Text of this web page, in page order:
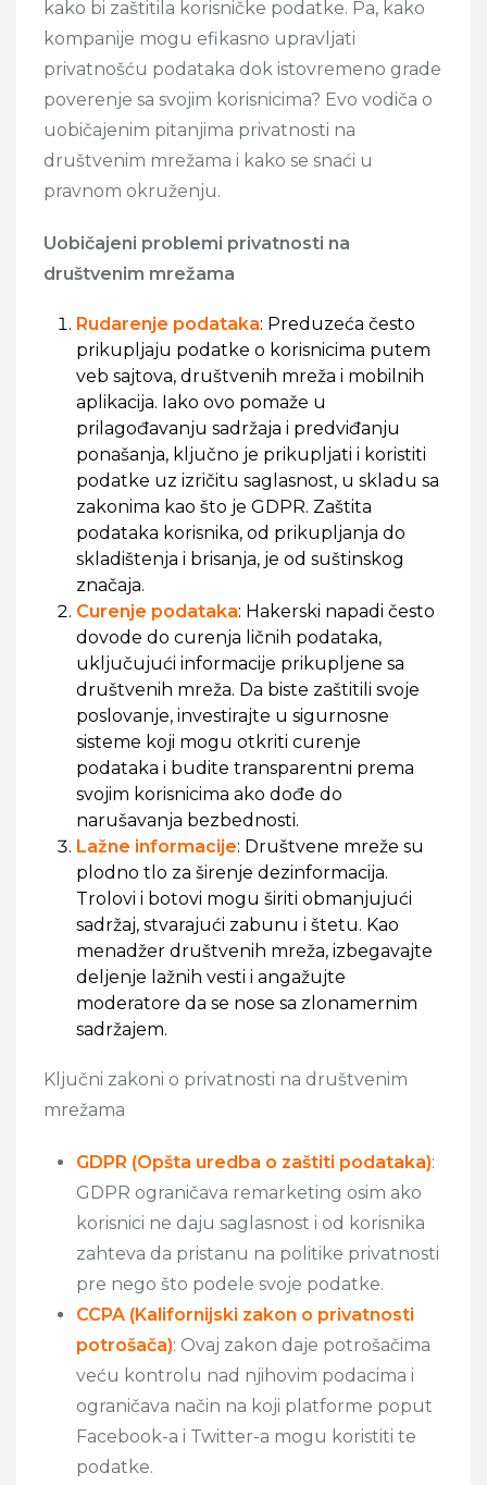
kako bi zaštitila korisničke podatke. Pa, kako
kompanije mogu efikasno upravljati
privatnošću podataka dok istovremeno grade
poverenje sa svojim korisnicima? Evo vodiča o
uobičajenim pitanjima privatnosti na
društvenim mrežama i kako se snaći u
pravnom okruženju.
Uobičajeni problemi privatnosti na
društvenim mrežama
Rudarenje podataka: Preduzeća često
prikupljaju podatke o korisnicima putem
veb sajtova, društvenih mreža i mobilnih
aplikacija. Iako ovo pomaže u
prilagođavanju sadržaja i predviđanju
ponašanja, ključno je prikupljati i koristiti
podatke uz izričitu saglasnost, u skladu sa
zakonima kao što je GDPR. Zaštita
podataka korisnika, od prikupljanja do
skladištenja i brisanja, je od suštinskog
značaja.
Curenje podataka: Hakerski napadi često
dovode do curenja ličnih podataka,
uključujući informacije prikupljene sa
društvenih mreža. Da biste zaštitili svoje
poslovanje, investirajte u sigurnosne
sisteme koji mogu otkriti curenje
podataka i budite transparentni prema
svojim korisnicima ako dođe do
narušavanja bezbednosti.
Lažne informacije: Društvene mreže su
plodno tlo za širenje dezinformacija.
Trolovi i botovi mogu širiti obmanjujući
sadržaj, stvarajući zabunu i štetu. Kao
menadžer društvenih mreža, izbegavajte
deljenje lažnih vesti i angažujte
moderatore da se nose sa zlonamernim
sadržajem.
Ključni zakoni o privatnosti na društvenim
mrežama
GDPR (Opšta uredba o zaštiti podataka):
GDPR ograničava remarketing osim ako
korisnici ne daju saglasnost i od korisnika
zahteva da pristanu na politike privatnosti
pre nego što podele svoje podatke.
CCPA (Kalifornijski zakon o privatnosti
potrošača): Ovaj zakon daje potrošačima
veću kontrolu nad njihovim podacima i
ograničava način na koji platforme poput
Facebook-a i Twitter-a mogu koristiti te
podatke.